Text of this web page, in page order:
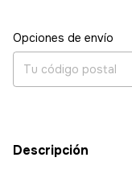
Entregas para el CP:
Opciones de envío
Descripción